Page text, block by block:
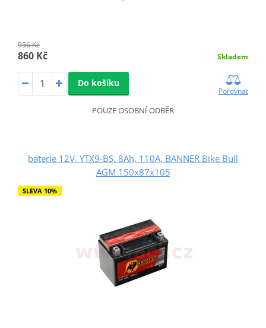
956 Kč
860 Kč Skladem
Do košíku
Porovnat
POUZE OSOBNÍ ODBĚR
baterie 12V, YTX9-BS, 8Ah, 110A, BANNER Bike Bull
AGM 150x87x105
SLEVA 10%